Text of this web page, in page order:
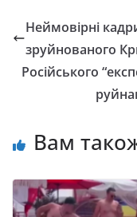
Неймовірні
зруйнованого
Російського
Вам